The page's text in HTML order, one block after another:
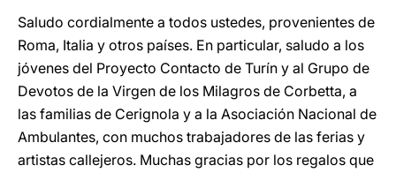
Saludo cordialmente a todos ustedes, provenientes de
Roma, Italia y otros países. En particular, saludo a los
jóvenes del Proyecto Contacto de Turín y al Grupo de
Devotos de la Virgen de los Milagros de Corbetta, a
las familias de Cerignola y a la Asociación Nacional de
Ambulantes, con muchos trabajadores de las ferias y
artistas callejeros. Muchas gracias por los regalos que